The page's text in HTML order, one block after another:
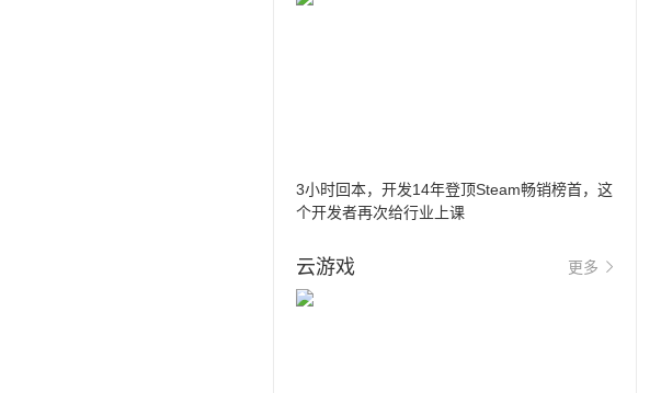
3小时回本，开发14年登顶Steam畅销榜首，这
个开发者再次给行业上课
云游戏 更多